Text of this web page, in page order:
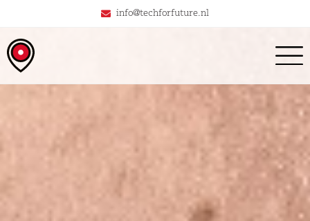
info@techforfuture.nl